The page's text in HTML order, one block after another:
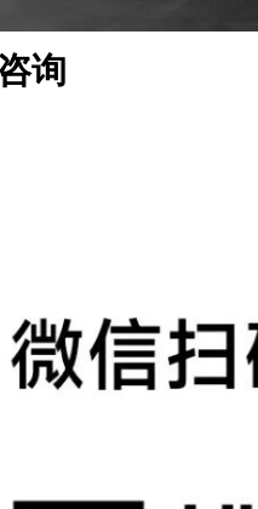
询